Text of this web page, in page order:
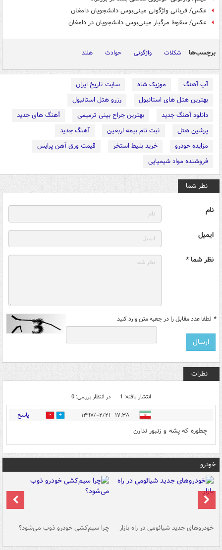
عکس/ قربانی واژگونی مینی‌بوس دانشجویان دامغان
عکس/ سقوط مرگبار مینی‌بوس دانشجویان در دامغان
برچسب‌ها شکلات واژگونی حوادث هلند
آپ آهنگ موزیک شاه
سایت تاریخ ایران
بهترین هتل های استانبول
رزرو هتل استانبول
دانلود آهنگ جدید
بهترین جراح بینی ترمیمی
آهنگ های جدید
پرشین هتل
ثبت نام بیمه اربعین
آهنگ جدید
مزایده خودرو
خرید بلیط استخر
قیمت ورق آهن پرایس
فروشنده مواد شیمیایی
نظر شما
نام
ایمیل
نظر شما *
* لطفا عدد مقابل را در جعبه متن وارد کنید
نظرات
انتشار یافته: 1 در انتظار بررسی: 0
۱۷:۳۸ - ۱۳۹۷/۰۲/۲۱ 2 پاسخ
چطوره که پشه و زنبور ندارن
خودرو
خودروهای جدید شیائومی در راه بازار چرا سیم‌کشی خودرو ذوب می‌شود؟